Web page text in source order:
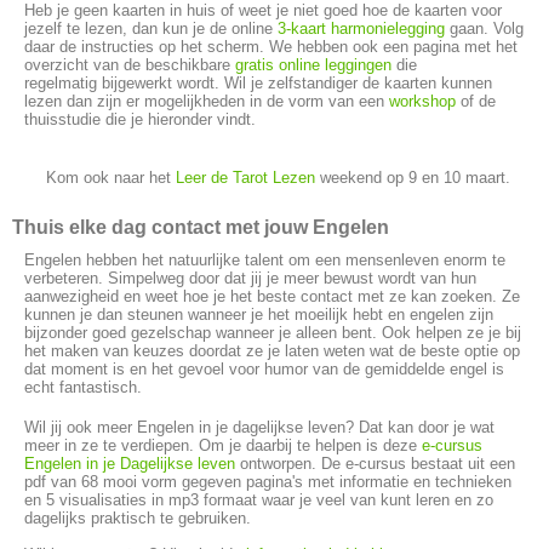
Heb je geen kaarten in huis of weet je niet goed hoe de kaarten voor
jezelf te lezen, dan kun je de online 3-kaart harmonielegging gaan. Volg
daar de instructies op het scherm. We hebben ook een pagina met het
overzicht van de beschikbare gratis online leggingen die
regelmatig bijgewerkt wordt. Wil je zelfstandiger de kaarten kunnen
lezen dan zijn er mogelijkheden in de vorm van een workshop of de
thuisstudie die je hieronder vindt.
Kom ook naar het Leer de Tarot Lezenweekend op 9 en 10 maart.
Thuis elke dag contact met jouw Engelen
Engelen hebben het natuurlijke talent om een mensenleven enorm te
verbeteren. Simpelweg door dat jij je meer bewust wordt van hun
aanwezigheid en weet hoe je het beste contact met ze kan zoeken. Ze
kunnen je dan steunen wanneer je het moeilijk hebt en engelen zijn
bijzonder goed gezelschap wanneer je alleen bent. Ook helpen ze je bij
het maken van keuzes doordat ze je laten weten wat de beste optie op
dat moment is en het gevoel voor humor van de gemiddelde engel is
echt fantastisch.
Wil jij ook meer Engelen in je dagelijkse leven? Dat kan door je wat
meer in ze te verdiepen. Om je daarbij te helpen is deze e-cursus
Engelen in je Dagelijkse leven ontworpen. De e-cursus bestaat uit een
pdf van 68 mooi vorm gegeven pagina's met informatie en technieken
en 5 visualisaties in mp3 formaat waar je veel van kunt leren en zo
dagelijks praktisch te gebruiken.